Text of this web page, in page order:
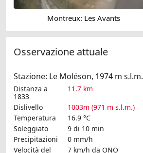
Montreux: Les Avants
Osservazione attuale
Stazione: Le Moléson, 1974 m s.l.m.
Distanza a
1833
11.7 km
Dislivello
1003m (971 m s.l.m.)
Temperatura
16.9 °C
Soleggiato
9 di 10 min
Precipitazioni
0 mm/h
Velocità del
7 km/h da ONO